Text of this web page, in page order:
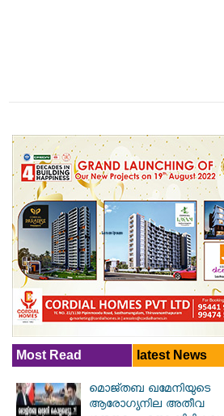
Most Read latest News
മൊജ്തബ ഖമേനിയുടെ
ആരോഗ്യനില അതീവ